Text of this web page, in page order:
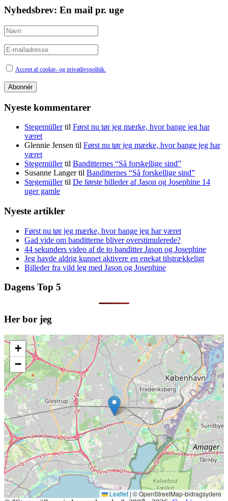
Nyhedsbrev: En mail pr. uge
Accept af cookie- og privatlivspolitik.
Nyeste kommentarer
Stegemüllertil Først nu tør jeg mærke, hvor bange jeg har
været
Glennie Jensen til Først nu tør jeg mærke, hvor bange jeg har
været
Stegemüllertil Banditternes “Så forskellige sind”
Susanne Langertil Banditternes “Så forskellige sind”
Stegemüllertil De første billeder af Jason og Josephine 14
uger gamle
Nyeste artikler
Først nu tør jeg mærke, hvor bange jeg har været
Gad vide om banditterne bliver overstimulerede?
44 sekunders video af de to banditter Jason og Josephine
Jeg havde aldrig kunnet aktivere en enekat tilstrækkeligt
Billeder fra vild leg med Jason og Josephine
Dagens Top 5
Her bor jeg
+
−
Leaflet | © OpenStreetMap-bidragsydere